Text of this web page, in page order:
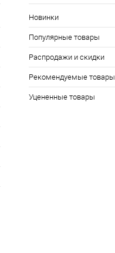
Новинки
Популярные товары
Распродажи и скидки
Рекомендуемые товары
Уцененные товары